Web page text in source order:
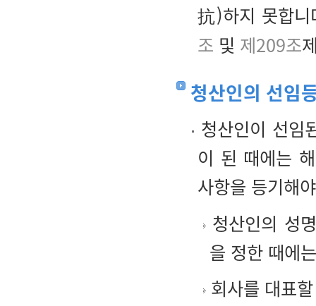
抗)하지 못합니
조 및 제209조
청산인의 선임
청산인이 선임
이 된 때에는
사항을 등기해
청산인의 성
을 정한 때에
회사를 대표